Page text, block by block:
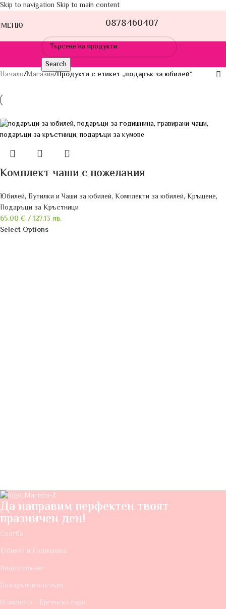
Skip to navigation Skip to main content
МЕНЮ
0878460407
Search
Начало/Магазин/Продукти с етикет „подарък за юбилей“
Комплект чаши с пожелания
Юбилей, Бутилки и Чаши за юбилей, Комплекти за юбилей, Кръщене,
Подаръци за Кръстници
65.00 €/ 127.13 лв.
Select Options
Да направим перфектен твоят
празничен ден!
Сватба
Юбилей и Годишнина
Видео покани
Подаръчни ваучъри
Моминско - Ергенско пари